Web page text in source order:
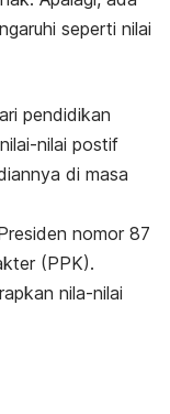
seperti nilai
pendidikan
nilai postif
di masa
nomor 87
(PPK).
nila-nilai